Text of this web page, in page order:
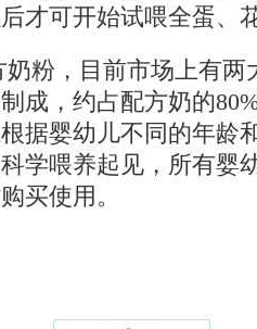
才可开始试喂全蛋、
奶粉，目前市场上有两
成，约占配方奶的
据婴幼儿不同的年龄
学喂养起见，所有婴
买使用。